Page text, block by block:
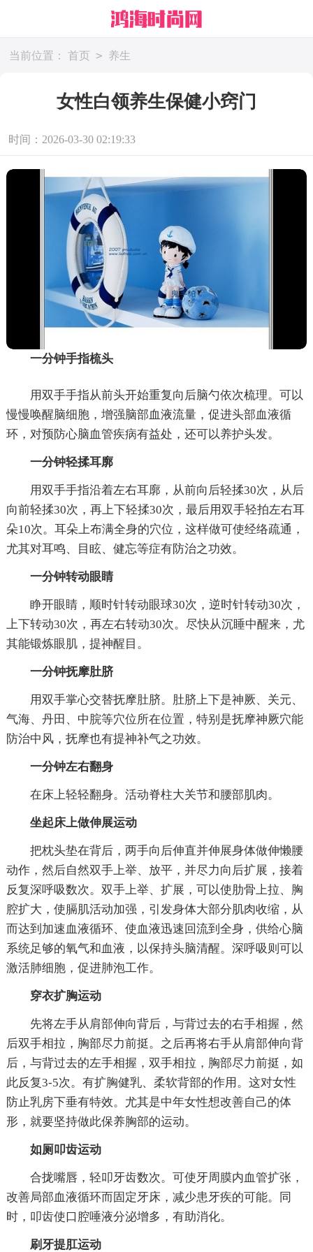
当前位置： 首页 > 养生
女性白领养生保健小窍门
时间：2026-03-30 02:19:33
一分钟手指梳头
用双手手指从前头开始重复向后脑勺依次梳理。可以
慢慢唤醒脑细胞，增强脑部血液流量，促进头部血液循
环，对预防心脑血管疾病有益处，还可以养护头发。
一分钟轻揉耳廓
用双手手指沿着左右耳廓，从前向后轻揉30次，从后
向前轻揉30次，再上下轻揉30次，最后用双手轻拍左右耳
朵10次。耳朵上布满全身的穴位，这样做可使经络疏通，
尤其对耳鸣、目眩、健忘等症有防治之功效。
一分钟转动眼睛
睁开眼睛，顺时针转动眼球30次，逆时针转动30次，
上下转动30次，再左右转动30次。尽快从沉睡中醒来，尤
其能锻炼眼肌，提神醒目。
一分钟抚摩肚脐
用双手掌心交替抚摩肚脐。肚脐上下是神厥、关元、
气海、丹田、中脘等穴位所在位置，特别是抚摩神厥穴能
防治中风，抚摩也有提神补气之功效。
一分钟左右翻身
在床上轻轻翻身。活动脊柱大关节和腰部肌肉。
坐起床上做伸展运动
把枕头垫在背后，两手向后伸直并伸展身体做伸懒腰
动作，然后自然双手上举、放平，并尽力向后扩展，接着
反复深呼吸数次。双手上举、扩展，可以使肋骨上拉、胸
腔扩大，使膈肌活动加强，引发身体大部分肌肉收缩，从
而达到加速血液循环、使血液迅速回流到全身，供给心脑
系统足够的氧气和血液，以保持头脑清醒。深呼吸则可以
激活肺细胞，促进肺泡工作。
穿衣扩胸运动
先将左手从肩部伸向背后，与背过去的右手相握，然
后双手相拉，胸部尽力前挺。之后再将右手从肩部伸向背
后，与背过去的左手相握，双手相拉，胸部尽力前挺，如
此反复3-5次。有扩胸健乳、柔软背部的作用。这对女性
防止乳房下垂有特效。尤其是中年女性想改善自己的体
形，就要坚持做此保养胸部的运动。
如厕叩齿运动
合拢嘴唇，轻叩牙齿数次。可使牙周膜内血管扩张，
改善局部血液循环而固定牙床，减少患牙疾的可能。同
时，叩齿使口腔唾液分泌增多，有助消化。
刷牙提肛运动